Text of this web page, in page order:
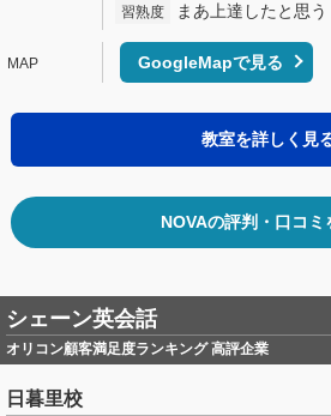
習熟度 まあ上達したと思う
GoogleMapで見る
教室を詳しく見
NOVAの評判・口コミ
シェーン英会話
オリコン顧客満足度ランキング 高評企業
日暮里校